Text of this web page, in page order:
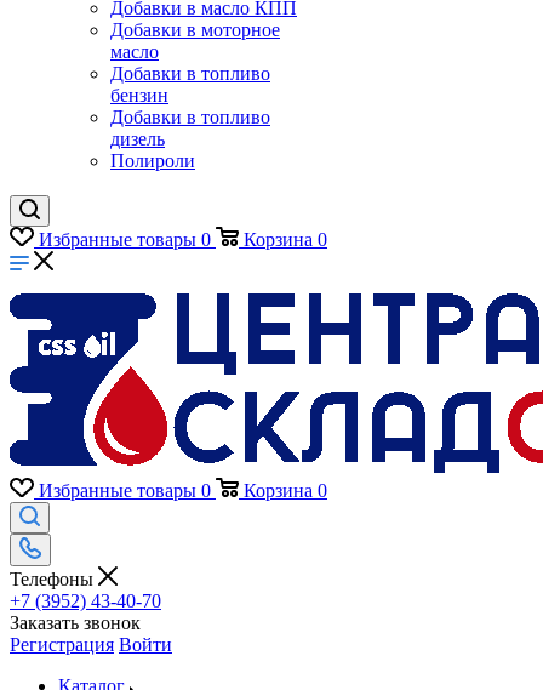
Добавки в масло КПП
Добавки в моторное
масло
Добавки в топливо
бензин
Добавки в топливо
дизель
Полироли
Избранные товары 0 Корзина 0
Избранные товары 0 Корзина 0
Телефоны
+7 (3952) 43-40-70
Заказать звонок
Регистрация Войти
Каталог